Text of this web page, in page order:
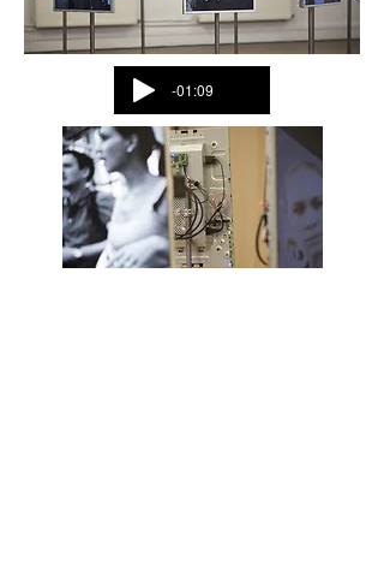
-01:09